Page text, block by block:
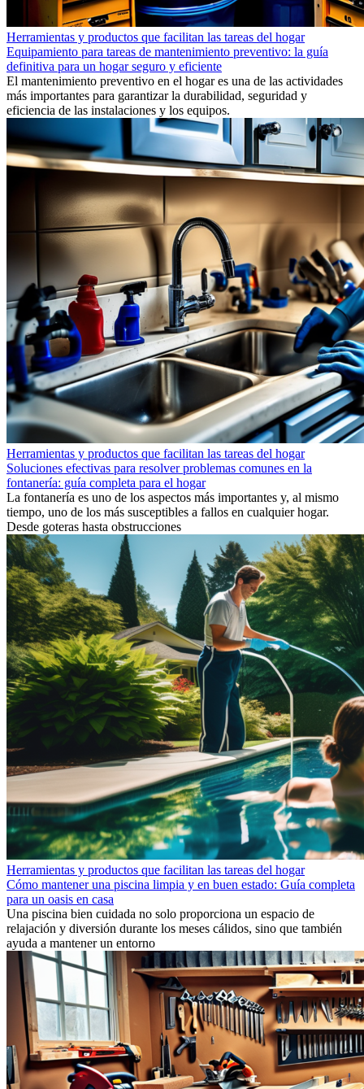
Herramientas y productos que facilitan las tareas del hogar
Equipamiento para tareas de mantenimiento preventivo: la guía
definitiva para un hogar seguro y eficiente
El mantenimiento preventivo en el hogar es una de las actividades
más importantes para garantizar la durabilidad, seguridad y
eficiencia de las instalaciones y los equipos.
Herramientas y productos que facilitan las tareas del hogar
Soluciones efectivas para resolver problemas comunes en la
fontanería: guía completa para el hogar
La fontanería es uno de los aspectos más importantes y, al mismo
tiempo, uno de los más susceptibles a fallos en cualquier hogar.
Desde goteras hasta obstrucciones
Herramientas y productos que facilitan las tareas del hogar
Cómo mantener una piscina limpia y en buen estado: Guía completa
para un oasis en casa
Una piscina bien cuidada no solo proporciona un espacio de
relajación y diversión durante los meses cálidos, sino que también
ayuda a mantener un entorno